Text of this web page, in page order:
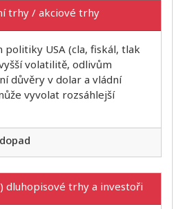
trhy / akciové trhy
USA (cla, fiskál, tlak
volatilitě, odlivům
důvěry v dolar a vládní
vyvolat rozsáhlejší
dluhopisové trhy a investoři